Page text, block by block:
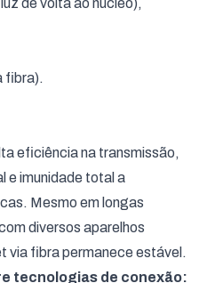
de volta ao núcleo),
fibra).
eficiência na transmissão,
e imunidade total a
Mesmo em longas
diversos aparelhos
via fibra permanece estável.
tecnologias de conexão: